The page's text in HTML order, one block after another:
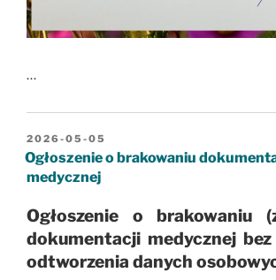
…
OPUBLIKOWANE
W
2026-05-05
Ogłoszenie o brakowaniu
medycznej
Ogłoszenie o brakowaniu
dokumentacji medycznej
odtworzenia danych